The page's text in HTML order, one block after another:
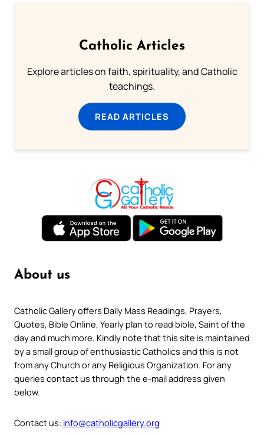
Catholic Articles
Explore articles on faith, spirituality, and Catholic
teachings.
READ ARTICLES
About us
Catholic Gallery offers Daily Mass Readings, Prayers,
Quotes, Bible Online, Yearly plan to read bible, Saint of the
day and much more. Kindly note that this site is maintained
by a small group of enthusiastic Catholics and this is not
from any Church or any Religious Organization. For any
queries contact us through the e-mail address given
below.
Contact us: info@catholicgallery.org